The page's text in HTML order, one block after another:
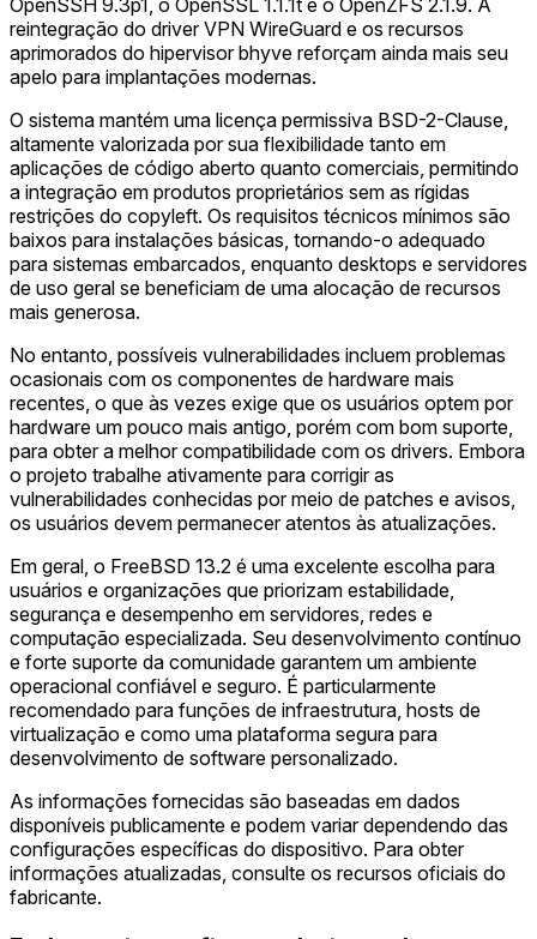
reintegração do driver VPN WireGuard e os recursos
aprimorados do hipervisor bhyve reforçam ainda mais seu
apelo para implantações modernas.
O sistema mantém uma licença permissiva BSD-2-Clause,
altamente valorizada por sua flexibilidade tanto em
aplicações de código aberto quanto comerciais, permitindo
a integração em produtos proprietários sem as rígidas
restrições do copyleft. Os requisitos técnicos mínimos são
baixos para instalações básicas, tornando-o adequado
para sistemas embarcados, enquanto desktops e servidores
de uso geral se beneficiam de uma alocação de recursos
mais generosa.
No entanto, possíveis vulnerabilidades incluem problemas
ocasionais com os componentes de hardware mais
recentes, o que às vezes exige que os usuários optem por
hardware um pouco mais antigo, porém com bom suporte,
para obter a melhor compatibilidade com os drivers. Embora
o projeto trabalhe ativamente para corrigir as
vulnerabilidades conhecidas por meio de patches e avisos,
os usuários devem permanecer atentos às atualizações.
Em geral, o FreeBSD 13.2 é uma excelente escolha para
usuários e organizações que priorizam estabilidade,
segurança e desempenho em servidores, redes e
computação especializada. Seu desenvolvimento contínuo
e forte suporte da comunidade garantem um ambiente
operacional confiável e seguro. É particularmente
recomendado para funções de infraestrutura, hosts de
virtualização e como uma plataforma segura para
desenvolvimento de software personalizado.
As informações fornecidas são baseadas em dados
disponíveis publicamente e podem variar dependendo das
configurações específicas do dispositivo. Para obter
informações atualizadas, consulte os recursos oficiais do
fabricante.